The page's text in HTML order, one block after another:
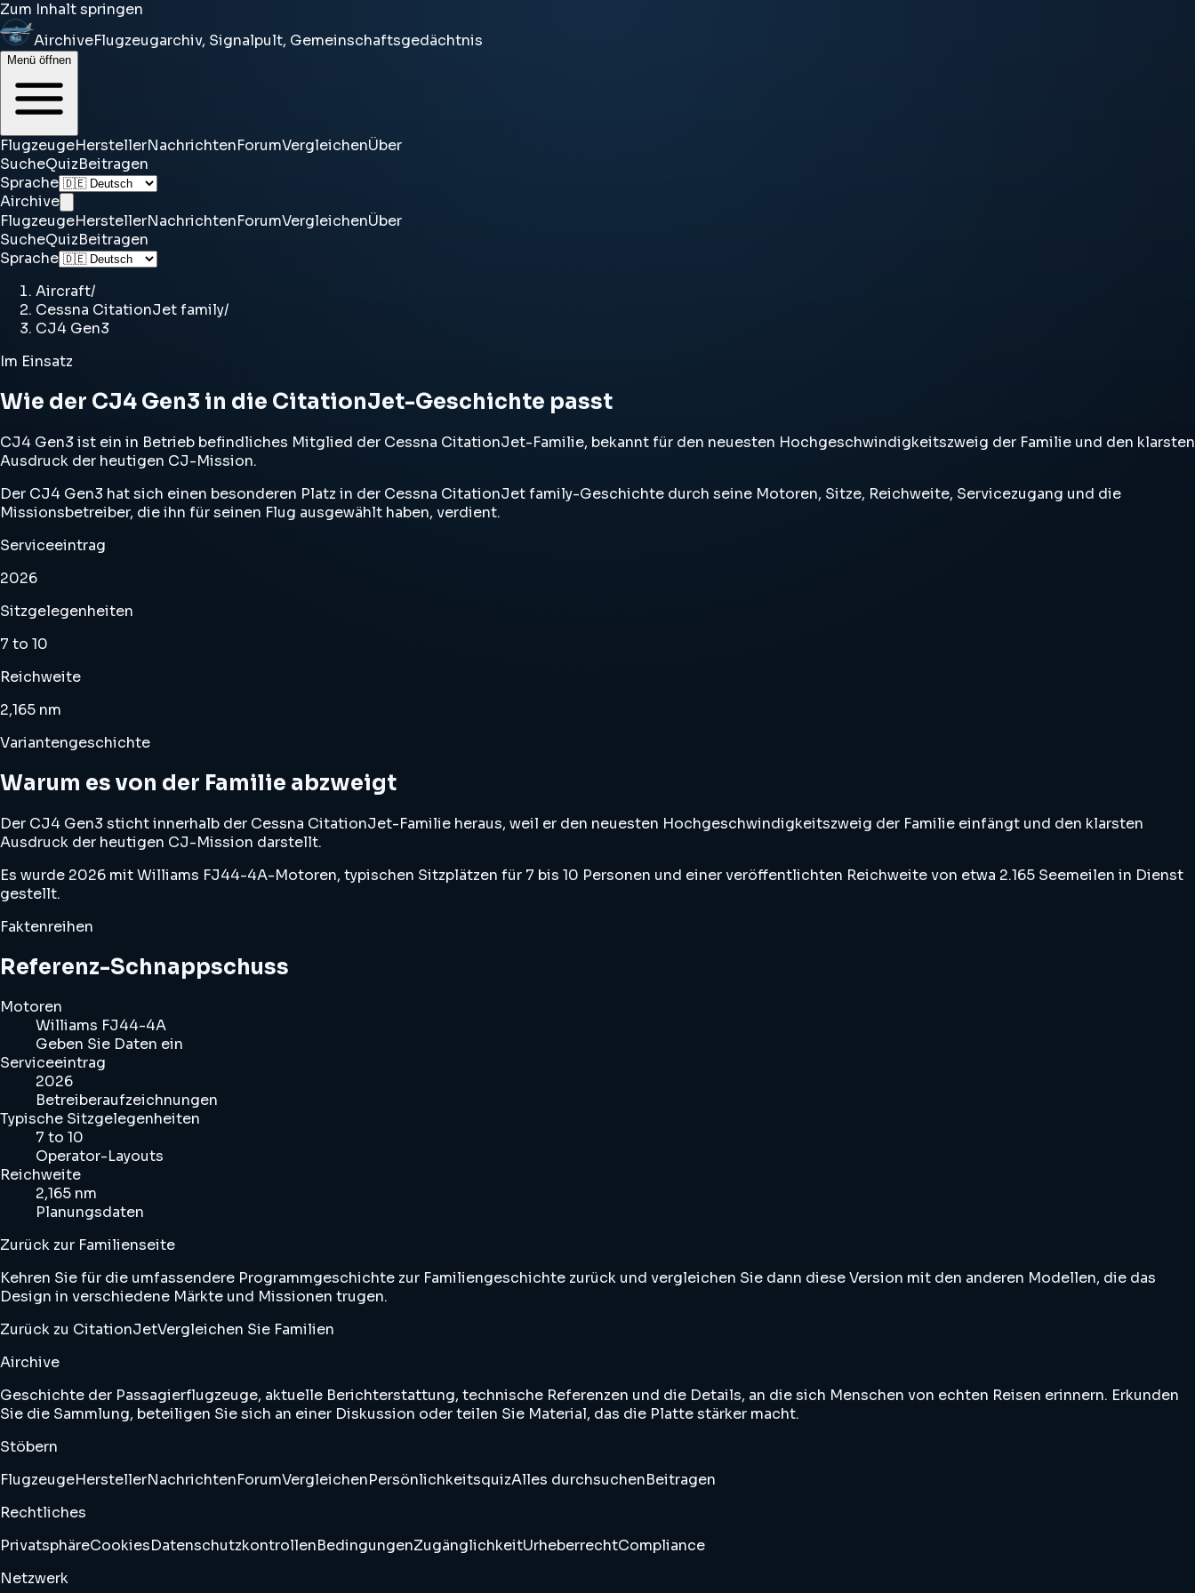
Zum Inhalt springen
AirchiveFlugzeugarchiv, Signalpult, Gemeinschaftsgedächtnis
Menü öffnen
FlugzeugeHerstellerNachrichtenForumVergleichenÜber
SucheQuizBeitragen
Sprache
Airchive
FlugzeugeHerstellerNachrichtenForumVergleichenÜber
SucheQuizBeitragen
Sprache
Aircraft/
Cessna CitationJet family/
CJ4 Gen3
Im Einsatz
Wie der CJ4 Gen3 in die CitationJet-Geschichte passt
CJ4 Gen3 ist ein in Betrieb befindliches Mitglied der Cessna CitationJet-Familie, bekannt für den neuesten Hochgeschwindigkeitszweig der Familie und den klarsten
Ausdruck der heutigen CJ-Mission.
Der CJ4 Gen3 hat sich einen besonderen Platz in der Cessna CitationJet family-Geschichte durch seine Motoren, Sitze, Reichweite, Servicezugang und die
Missionsbetreiber, die ihn für seinen Flug ausgewählt haben, verdient.
Serviceeintrag
2026
Sitzgelegenheiten
7 to 10
Reichweite
2,165 nm
Variantengeschichte
Warum es von der Familie abzweigt
Der CJ4 Gen3 sticht innerhalb der Cessna CitationJet-Familie heraus, weil er den neuesten Hochgeschwindigkeitszweig der Familie einfängt und den klarsten
Ausdruck der heutigen CJ-Mission darstellt.
Es wurde 2026 mit Williams FJ44-4A-Motoren, typischen Sitzplätzen für 7 bis 10 Personen und einer veröffentlichten Reichweite von etwa 2.165 Seemeilen in Dienst
gestellt.
Faktenreihen
Referenz-Schnappschuss
Motoren
Williams FJ44-4A
Geben Sie Daten ein
Serviceeintrag
2026
Betreiberaufzeichnungen
Typische Sitzgelegenheiten
7 to 10
Operator-Layouts
Reichweite
2,165 nm
Planungsdaten
Zurück zur Familienseite
Kehren Sie für die umfassendere Programmgeschichte zur Familiengeschichte zurück und vergleichen Sie dann diese Version mit den anderen Modellen, die das
Design in verschiedene Märkte und Missionen trugen.
Zurück zu CitationJetVergleichen Sie Familien
Airchive
Geschichte der Passagierflugzeuge, aktuelle Berichterstattung, technische Referenzen und die Details, an die sich Menschen von echten Reisen erinnern. Erkunden
Sie die Sammlung, beteiligen Sie sich an einer Diskussion oder teilen Sie Material, das die Platte stärker macht.
Stöbern
FlugzeugeHerstellerNachrichtenForumVergleichenPersönlichkeitsquizAlles durchsuchenBeitragen
Rechtliches
PrivatsphäreCookiesDatenschutzkontrollenBedingungenZugänglichkeitUrheberrechtCompliance
Netzwerk